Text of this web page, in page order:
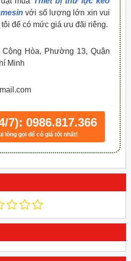
với số lượng lớn xin vui
để có mức giá ưu đãi riêng.
Hòa, Phường 13, Quận
Minh
7): 0986.817.366
lòng gọi để có giá tốt nhất!